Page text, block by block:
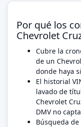
Por qué los
Chevrolet
Cubre la
de un
donde haya
El historial
lavado de
Chevrolet
DMV no
Búsqueda